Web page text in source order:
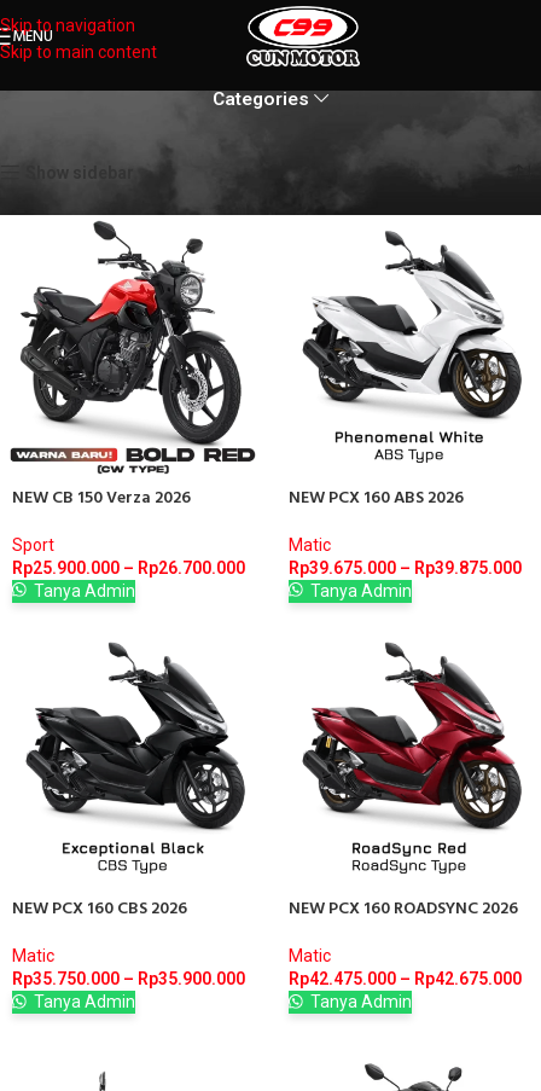
Skip to navigation
Skip to main content
MENU
Categories
Show sidebar
NEW CB 150 Verza 2026
Sport
Rp25.900.000 – Rp26.700.000
Tanya Admin
NEW PCX 160 ABS 2026
Matic
Rp39.675.000 – Rp39.875.000
Tanya Admin
NEW PCX 160 CBS 2026
Matic
Rp35.750.000 – Rp35.900.000
Tanya Admin
NEW PCX 160 ROADSYNC 2026
Matic
Rp42.475.000 – Rp42.675.000
Tanya Admin